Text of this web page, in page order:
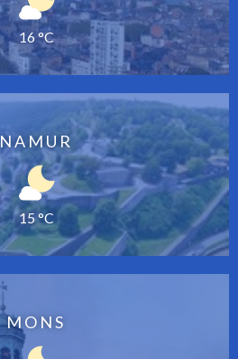
16 °C
NAMUR
15 °C
MONS